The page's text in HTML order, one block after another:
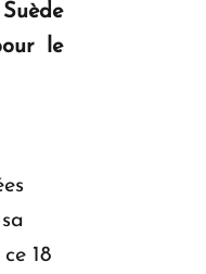
le
18